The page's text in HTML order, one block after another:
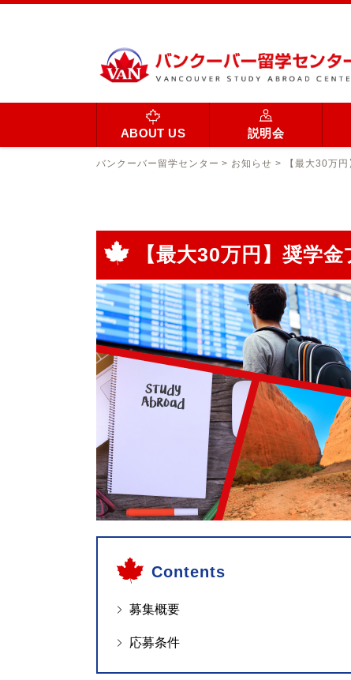
ABOUT US 説明会
バンクーバー留学センター > お知らせ > 【最大30万
【最大30万円】奨学
Contents
募集概要
応募条件